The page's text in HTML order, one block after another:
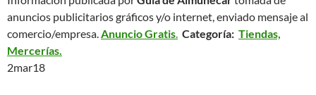
anuncios publicitarios gráficos y/o internet, enviado mensaje al
comercio/empresa.Anuncio Gratis. Categoría: Tiendas,
Mercerías.
2mar18